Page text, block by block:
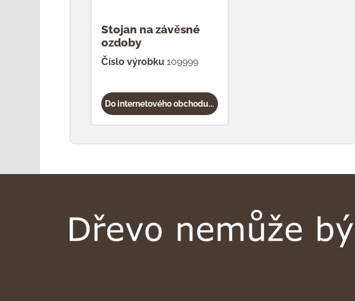
Stojan na závěsné
ozdoby
Číslo výrobku 109999
Do internetového obchodu...